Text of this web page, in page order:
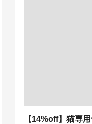
【14%off】猫専